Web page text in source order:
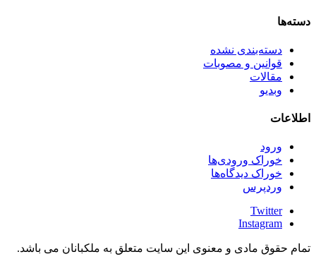
دسته‌ها
دسته‌بندی نشده
قوانین و مصوبات
مقالات
وبدیو
اطلاعات
ورود
خوراک ورودی‌ها
خوراک دیدگاه‌ها
وردپرس
Twitter
Instagram
تمام حقوق مادی و معنوی این سایت متعلق به ملکبانان می باشد.